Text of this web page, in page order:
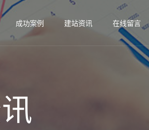
成功案例 建站资讯 在线留言